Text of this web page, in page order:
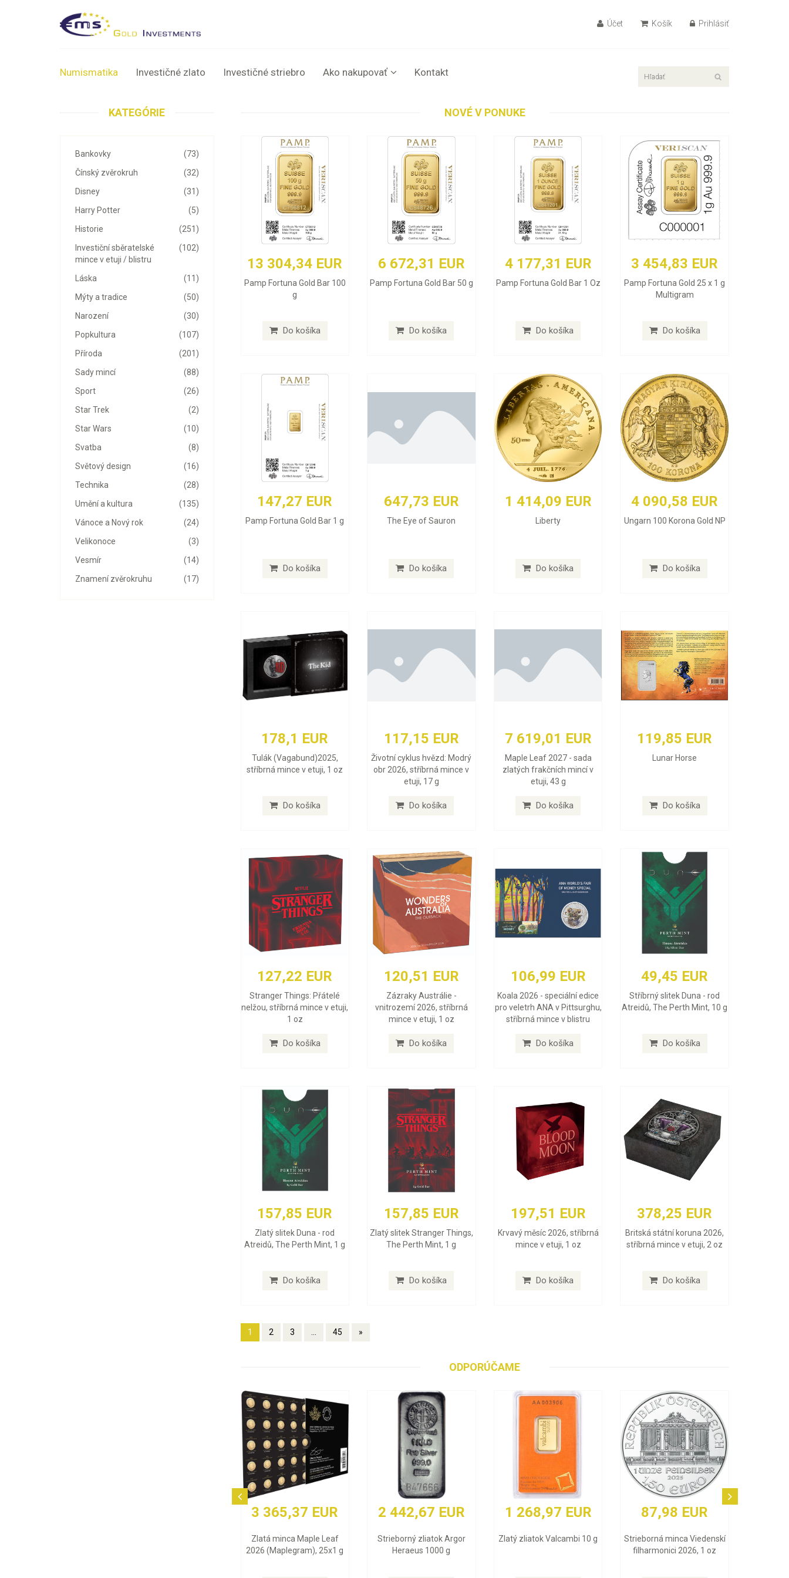
Účet Košík Prihlásiť
Numismatika Investičné zlato Investičné striebro Ako nakupovať Kontakt
KATEGÓRIE
(73)
Bankovky
(32)
Čínský zvěrokruh
(31)
Disney
(5)
Harry Potter
(251)
Historie
(102)
Investiční sběratelské
mince v etuji / blistru
(11)
Láska
(50)
Mýty a tradice
(30)
Narození
(107)
Popkultura
(201)
Příroda
(88)
Sady mincí
(26)
Sport
(2)
Star Trek
(10)
Star Wars
(8)
Svatba
(16)
Světový design
(28)
Technika
(135)
Umění a kultura
(24)
Vánoce a Nový rok
(3)
Velikonoce
(14)
Vesmír
(17)
Znamení zvěrokruhu
NOVÉ V PONUKE
13 304,34 EUR
Pamp Fortuna Gold Bar 100
g
Do košíka
6 672,31 EUR
Pamp Fortuna Gold Bar 50 g
Do košíka
4 177,31 EUR
Pamp Fortuna Gold Bar 1 Oz
Do košíka
3 454,83 EUR
Pamp Fortuna Gold 25 x 1 g
Multigram
Do košíka
147,27 EUR
Pamp Fortuna Gold Bar 1 g
Do košíka
647,73 EUR
The Eye of Sauron
Do košíka
1 414,09 EUR
Liberty
Do košíka
4 090,58 EUR
Ungarn 100 Korona Gold NP
Do košíka
178,1 EUR
Tulák (Vagabund)2025,
stříbrná mince v etuji, 1 oz
Do košíka
117,15 EUR
Životní cyklus hvězd: Modrý
obr 2026, stříbrná mince v
etuji, 17 g
Do košíka
7 619,01 EUR
Maple Leaf 2027 - sada
zlatých frakčních mincí v
etuji, 43 g
Do košíka
119,85 EUR
Lunar Horse
Do košíka
127,22 EUR
Stranger Things: Přátelé
nelžou, stříbrná mince v etuji,
1 oz
Do košíka
120,51 EUR
Zázraky Austrálie -
vnitrozemí 2026, stříbrná
mince v etuji, 1 oz
Do košíka
106,99 EUR
Koala 2026 - speciální edice
pro veletrh ANA v Pittsurghu,
stříbrná mince v blistru
Do košíka
49,45 EUR
Stříbrný slitek Duna - rod
Atreidů, The Perth Mint, 10 g
Do košíka
157,85 EUR
Zlatý slitek Duna - rod
Atreidů, The Perth Mint, 1 g
Do košíka
157,85 EUR
Zlatý slitek Stranger Things,
The Perth Mint, 1 g
Do košíka
197,51 EUR
Krvavý měsíc 2026, stříbrná
mince v etuji, 1 oz
Do košíka
378,25 EUR
Britská státní koruna 2026,
stříbrná mince v etuji, 2 oz
Do košíka
1 2 3 ... 45 »
ODPORÚČAME
3 365,37 EUR
Zlatá minca Maple Leaf
2026 (Maplegram), 25x1 g
2 442,67 EUR
Strieborný zliatok Argor
Heraeus 1000 g
1 268,97 EUR
Zlatý zliatok Valcambi 10 g
87,98 EUR
Strieborná minca Viedenskí
filharmonici 2026, 1 oz
3 848,84 EUR
Zlatý zliatok Argor Heraeus 1
Oz